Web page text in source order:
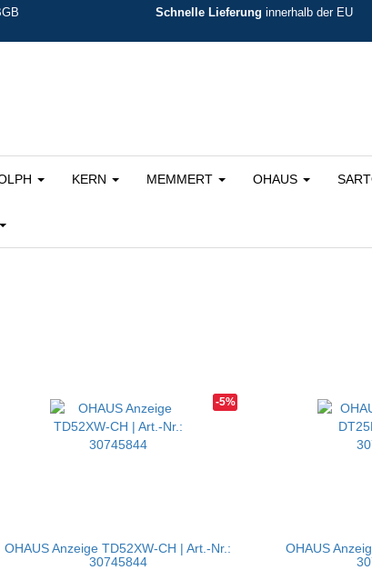
Schnelle Lieferung innerhalb der EU
KERN MEMMERT OHAUS
sortiert
-5%
OHAUS Anzeige TD52XW-CH | Art.-Nr.:
30745844
OHAUS